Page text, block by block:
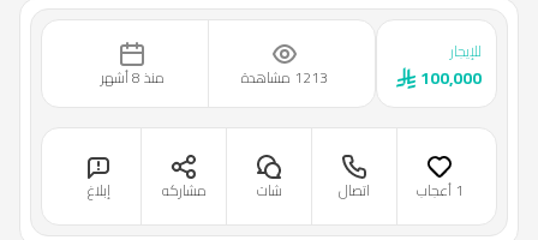
للإيجار
100,000 1213 مشاهدة منذ 8 أشهر
1 أعجاب اتصال شات مشاركه إبلاغ